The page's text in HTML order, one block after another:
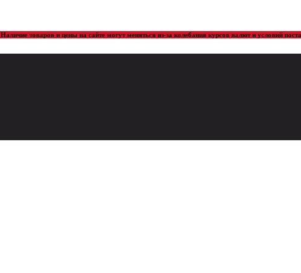
Наличие товаров и цены на сайте могут меняться из-за колебания курсов валют и условий